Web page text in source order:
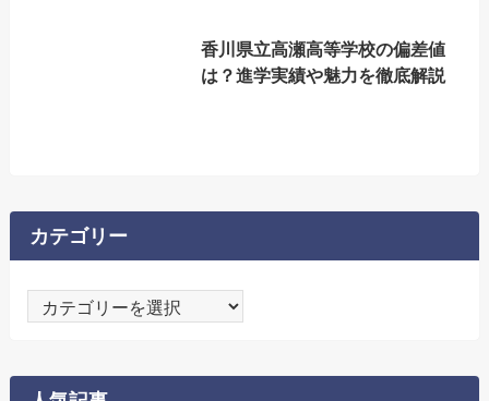
香川県立高瀬高等学校の偏差値
は？進学実績や魅力を徹底解説
カテゴリー